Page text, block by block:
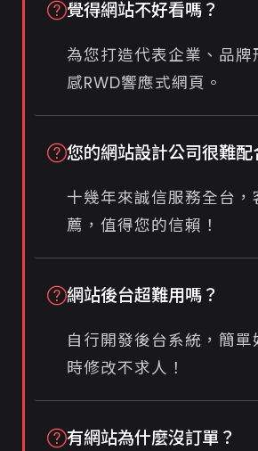
覺得網站不好看嗎？
為您打造代表企業、品牌
感RWD響應式網頁。
您的網站設計公司很難配
十幾年來誠信服務全台，
薦，值得您的信賴！
網站後台超難用嗎？
自行開發後台系統，簡單
時修改不求人！
有網站為什麼沒訂單？